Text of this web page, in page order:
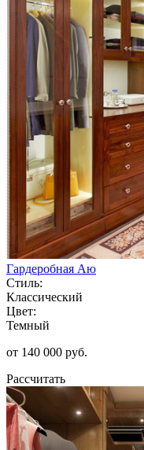
Гардеробная Аю
Стиль:
Классический
Цвет:
Темный
от 140 000 руб.
Рассчитать